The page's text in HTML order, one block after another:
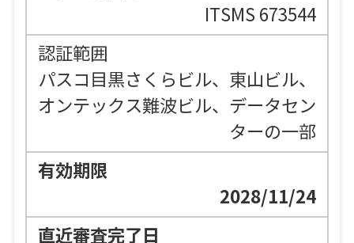
ITSMS 673544
パスコ目黒さくらビル、東山ビル、
オンテックス難波ビル、データセン
ターの一部
2028/11/24